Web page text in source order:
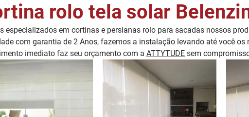
rolo tela solar
especializados em cortinas e persianas rolo para sacadas nossos
com garantia de 2 Anos, fazemos a instalação levando até você os
imediato faz seu orçamento com a ATTYTUDE sem